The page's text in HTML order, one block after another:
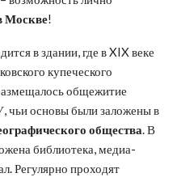
Москве!
в здании, где в XIX веке
купеческого
общежитие
чьи основы были заложены в
общества. В
библиотека, медиа-
Регулярно проходят